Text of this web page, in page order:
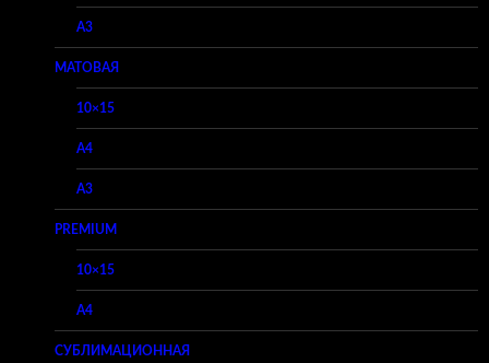
A3
МАТОВАЯ
10×15
A4
A3
PREMIUM
10×15
A4
СУБЛИМАЦИОННАЯ